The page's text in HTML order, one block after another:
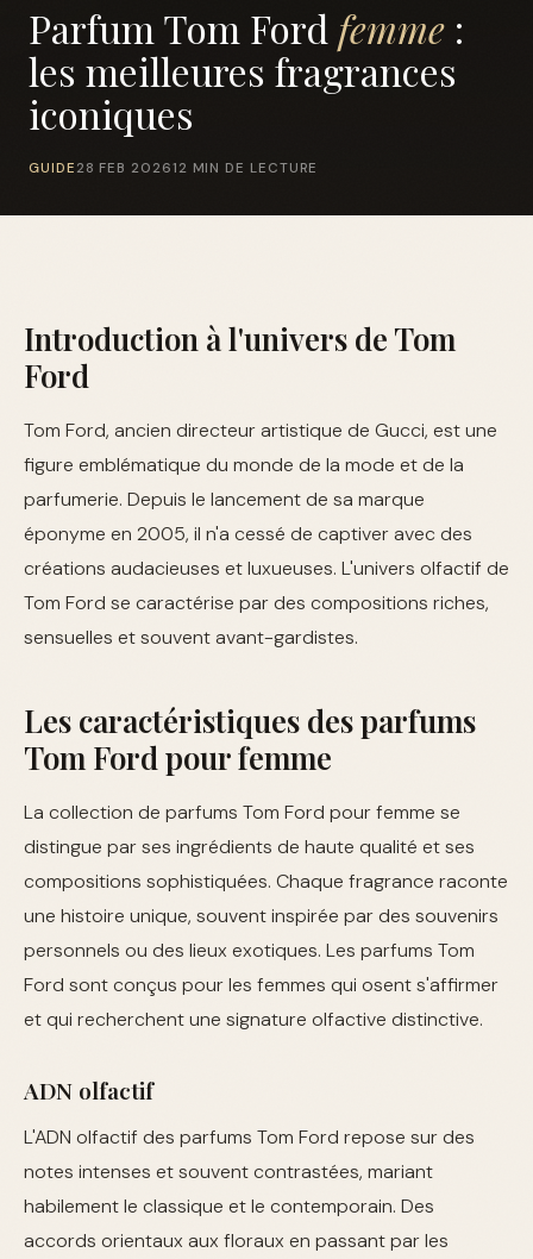
Parfum Tom Ford femme :
les meilleures fragrances
iconiques
GUIDE 28 FEB 202612 MIN DE LECTURE
Introduction à l'univers de Tom
Ford
Tom Ford, ancien directeur artistique de Gucci, est une
figure emblématique du monde de la mode et de la
parfumerie. Depuis le lancement de sa marque
éponyme en 2005, il n'a cessé de captiver avec des
créations audacieuses et luxueuses. L'univers olfactif de
Tom Ford se caractérise par des compositions riches,
sensuelles et souvent avant-gardistes.
Les caractéristiques des parfums
Tom Ford pour femme
La collection de parfums Tom Ford pour femme se
distingue par ses ingrédients de haute qualité et ses
compositions sophistiquées. Chaque fragrance raconte
une histoire unique, souvent inspirée par des souvenirs
personnels ou des lieux exotiques. Les parfums Tom
Ford sont conçus pour les femmes qui osent s'affirmer
et qui recherchent une signature olfactive distinctive.
ADN olfactif
L'ADN olfactif des parfums Tom Ford repose sur des
notes intenses et souvent contrastées, mariant
habilement le classique et le contemporain. Des
accords orientaux aux floraux en passant par les